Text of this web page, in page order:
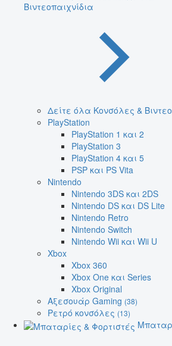
Βιντεοπαιχνίδια
Δείτε όλα Κονσόλες &
PlayStation
PlayStation 1 και 2
PlayStation 3
PlayStation 4 και 5
PSP και PS Vita
Nintendo
Nintendo 3DS και 2DS
Nintendo DS και DS Lite
Nintendo Retro
Nintendo Switch
Nintendo Wii και Wii U
Xbox
Xbox 360
Xbox One και Series
Xbox Original
Αξεσουάρ Gaming (38)
Ρετρό κονσόλες (13)